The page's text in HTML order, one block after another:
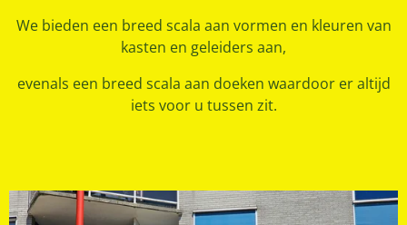
We bieden een breed scala aan vormen en kleuren van
kasten en geleiders aan,
evenals een breed scala aan doeken waardoor er altijd
iets voor u tussen zit.